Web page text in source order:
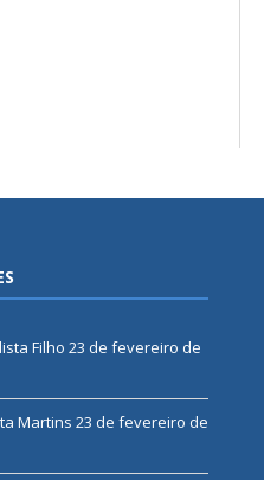
Filho 23 de fevereiro de
Martins 23 de fevereiro de